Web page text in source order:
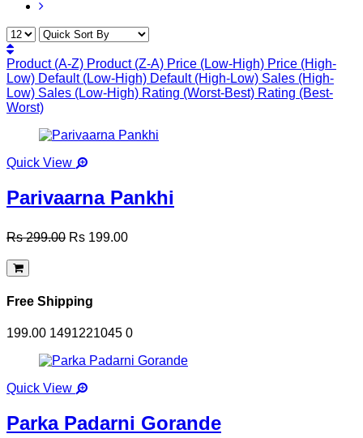
Product (A-Z) Product (Z-A) Price (Low-High) Price (High-
Low) Default (Low-High) Default (High-Low) Sales (High-
Low) Sales (Low-High) Rating (Worst-Best) Rating (Best-
Worst)
Quick View
Parivaarna Pankhi
Rs 299.00 Rs 199.00
Free Shipping
199.00 1491221045 0
Quick View
Parka Padarni Gorande